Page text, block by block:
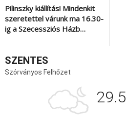
Pilinszky kiállítás! Mindenkit
szeretettel várunk ma 16.30-
ig a Szecessziós Házb…
SZENTES
Szórványos Felhőzet
29.5